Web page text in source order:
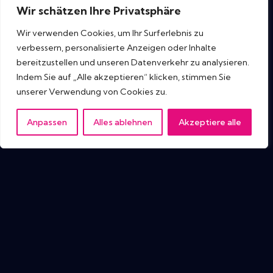
Wir schätzen Ihre Privatsphäre
Wir verwenden Cookies, um Ihr Surferlebnis zu
verbessern, personalisierte Anzeigen oder Inhalte
bereitzustellen und unseren Datenverkehr zu analysieren.
Indem Sie auf „Alle akzeptieren“ klicken, stimmen Sie
unserer Verwendung von Cookies zu.
Anpassen Alles ablehnen Akzeptiere alle